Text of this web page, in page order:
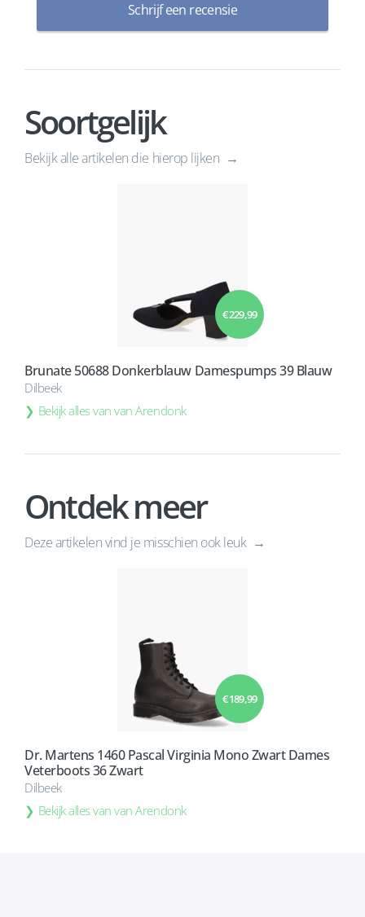
Schrijf een recensie
Soortgelijk
Bekijk alle artikelen die hierop lijken
€ 229,99
Brunate 50688 Donkerblauw Damespumps 39 Blauw
Dilbeek
Bekijk alles van van Arendonk
€ 189,99
Dr. Martens 1460 Pascal Virginia Mono Zwart Dames
Veterboots 36 Zwart
Dilbeek
Bekijk alles van van Arendonk
Ontdek meer
Deze artikelen vind je misschien ook leuk